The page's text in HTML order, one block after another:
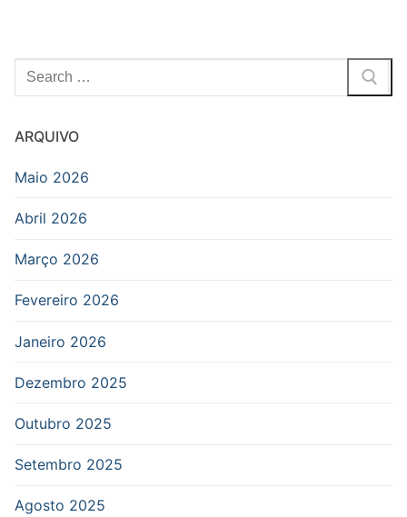
Pesquisar
por:
ARQUIVO
Maio 2026
Abril 2026
Março 2026
Fevereiro 2026
Janeiro 2026
Dezembro 2025
Outubro 2025
Setembro 2025
Agosto 2025